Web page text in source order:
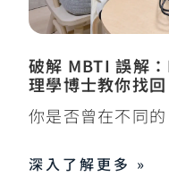
破解 MBTI 誤解
理學博士教你找回
你是否曾在不同
深入了解更多 »